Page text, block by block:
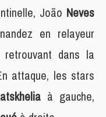
João Neves
en relayeur
dans la
attaque, les stars
à gauche,